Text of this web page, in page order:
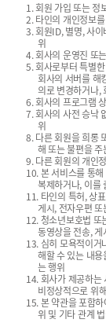
1. 회원 가입 또는 정
2. 타인의 개인정보
3. 회원ID, 별명, 사
위
4. 회사의 운영진 또
5. 회사로부터 특별
회사의 서버를 해
의로 변경하거나,
6. 회사의 프로그램
7. 회사의 사전 승낙
위
8. 다른 회원을 희롱
해 또는 불편을 주
9. 다른 회원의 개인
10. 본 서비스를 통
복제하거나, 이를
11. 타인의 특허, 상
게시, 전자우편
12. 청소년보호법 또
동영상을 전송,
13. 심히 모욕적이거
해할 수 있는 내
는 행위
14. 회사가 제공하는
비정상적으로 위
15. 본 약관을 포함
위 및 기타 관계